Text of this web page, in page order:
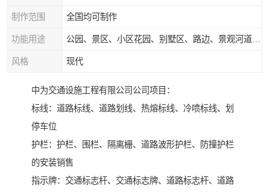
制作范围 全国均可制作
功能用途
风格 现代
中为交通设施工程有限公司公司项目：
标线：道路标线、道路划线、热熔标线、冷喷标线、划
停车位
护栏：护栏、围栏、隔离栅、道路波形护栏、防撞护栏
的安装销售
指示牌：交通标志杆、交通标志牌、道路标志杆、道路